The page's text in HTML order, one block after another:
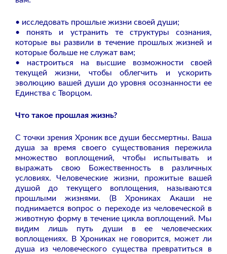
• исследовать прошлые жизни своей души;
• понять и устранить те структуры сознания,
которые вы развили в течение прошлых жизней и
которые больше не служат вам;
• настроиться на высшие возможности своей
текущей жизни, чтобы облегчить и ускорить
эволюцию вашей души до уровня осознанности ее
Единства с Творцом.
Что такое прошлая жизнь?
С точки зрения Хроник все души бессмертны. Ваша
душа за время своего существования пережила
множество воплощений, чтобы испытывать и
выражать свою Божественность в различных
условиях. Человеческие жизни, прожитые вашей
душой до текущего воплощения, называются
прошлыми жизнями. (В Хрониках Акаши не
поднимается вопрос о переходе из человеческой в
животную форму в течение цикла воплощений. Мы
видим лишь путь души в ее человеческих
воплощениях. В Хрониках не говорится, может ли
душа из человеческого существа превратиться в